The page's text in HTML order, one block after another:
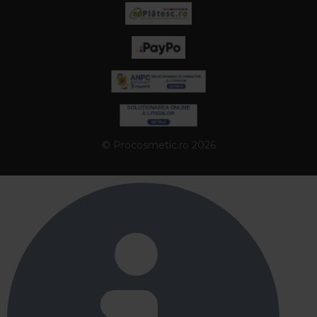
spre un par mai sanatos, mai rezistent si mai
Intrebari frecvente
1. Cum aleg produsele potrivite pentru
nevoile parului?
Identifica mai intai problema principala: par uscat,
deshidratat, deteriorat, electrizat, lipsit de volum
formata din sampon, balsam sau masca si un
tratament complementar, adaptate aceleiasi nevoi.
In categoria Nevoile parului poti filtra produsele in
functie de problema pe care vrei sa o corectezi.
2. Ce produse sunt recomandate
pentru par uscat si deshidratat?
Pentru par uscat sau deshidratat sunt potrivite
© Procosmetic.ro 2026